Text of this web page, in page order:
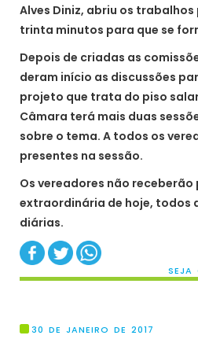
Alves Diniz, abriu os
trinta minutos para que se
Depois de criadas as
deram início as discussões
projeto que trata do piso
Câmara terá mais duas
sobre o tema. A todos os
presentes na sessão.
Os vereadores não receberão
extraordinária de hoje, todos
diárias.
SEJA
30 DE JANEIRO DE 2017